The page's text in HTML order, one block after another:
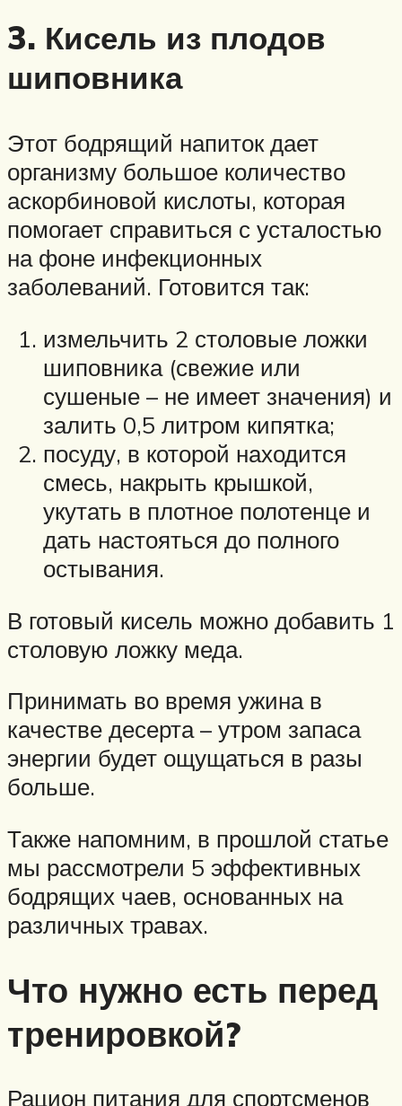
3. Кисель из плодов
шиповника
Этот бодрящий напиток дает
организму большое количество
аскорбиновой кислоты, которая
помогает справиться с усталостью
на фоне инфекционных
заболеваний. Готовится так:
измельчить 2 столовые ложки
шиповника (свежие или
сушеные – не имеет значения) и
залить 0,5 литром кипятка;
посуду, в которой находится
смесь, накрыть крышкой,
укутать в плотное полотенце и
дать настояться до полного
остывания.
В готовый кисель можно добавить 1
столовую ложку меда.
Принимать во время ужина в
качестве десерта – утром запаса
энергии будет ощущаться в разы
больше.
Также напомним, в прошлой статье
мы рассмотрели 5 эффективных
бодрящих чаев, основанных на
различных травах.
Что нужно есть перед
тренировкой?
Рацион питания для спортсменов